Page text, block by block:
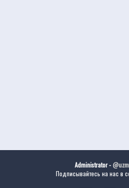
Administrator -
Подписывайтесь на нас в